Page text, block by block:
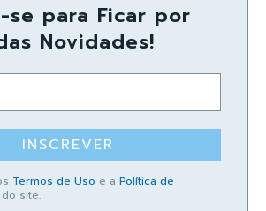
se para Ficar por
Novidades!
INSCREVER
Termos de Uso e a Política de
do site.